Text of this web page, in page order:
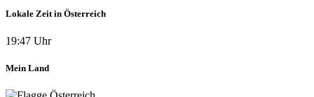
Lokale Zeit in Österreich
19:47 Uhr
Mein Land